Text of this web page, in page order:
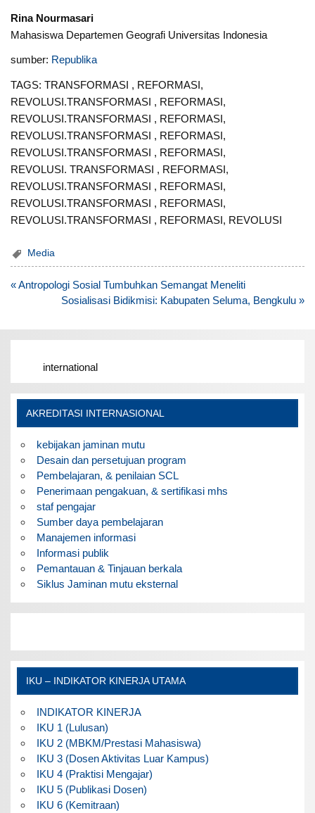
Rina Nourmasari
Mahasiswa Departemen Geografi Universitas Indonesia
sumber: Republika
TAGS: TRANSFORMASI , REFORMASI,
REVOLUSI.TRANSFORMASI , REFORMASI,
REVOLUSI.TRANSFORMASI , REFORMASI,
REVOLUSI.TRANSFORMASI , REFORMASI,
REVOLUSI.TRANSFORMASI , REFORMASI,
REVOLUSI. TRANSFORMASI , REFORMASI,
REVOLUSI.TRANSFORMASI , REFORMASI,
REVOLUSI.TRANSFORMASI , REFORMASI,
REVOLUSI.TRANSFORMASI , REFORMASI, REVOLUSI
Media
Post
« Antropologi Sosial Tumbuhkan Semangat Meneliti
Sosialisasi Bidikmisi: Kabupaten Seluma, Bengkulu »
international
AKREDITASI INTERNASIONAL
kebijakan jaminan mutu
Desain dan persetujuan program
Pembelajaran, & penilaian SCL
Penerimaan pengakuan, & sertifikasi mhs
staf pengajar
Sumber daya pembelajaran
Manajemen informasi
Informasi publik
Pemantauan & Tinjauan berkala
Siklus Jaminan mutu eksternal
IKU – INDIKATOR KINERJA UTAMA
INDIKATOR KINERJA
IKU 1 (Lulusan)
IKU 2 (MBKM/Prestasi Mahasiswa)
IKU 3 (Dosen Aktivitas Luar Kampus)
IKU 4 (Praktisi Mengajar)
IKU 5 (Publikasi Dosen)
IKU 6 (Kemitraan)